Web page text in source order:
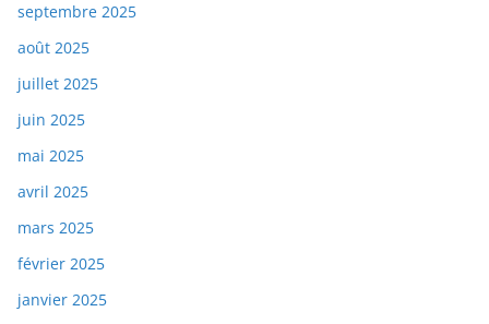
septembre 2025
août 2025
juillet 2025
juin 2025
mai 2025
avril 2025
mars 2025
février 2025
janvier 2025